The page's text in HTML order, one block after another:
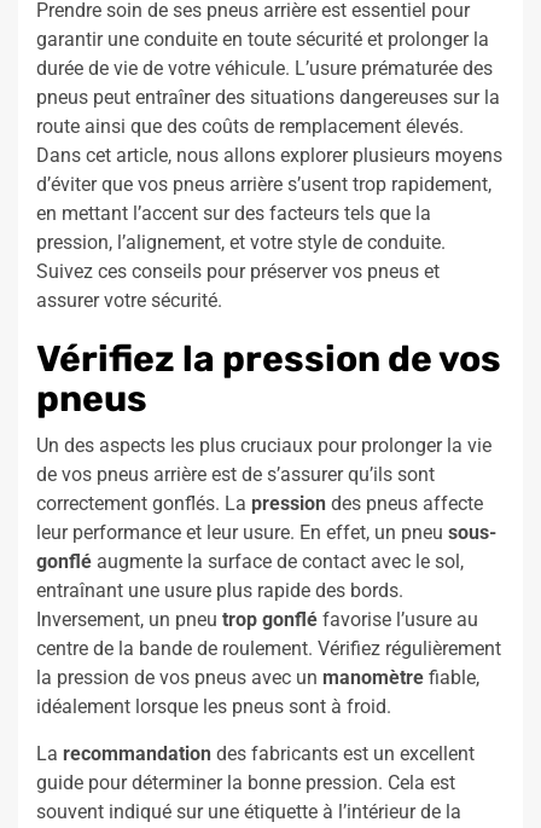
Prendre soin de ses pneus arrière est essentiel pour
garantir une conduite en toute sécurité et prolonger la
durée de vie de votre véhicule. L’usure prématurée des
pneus peut entraîner des situations dangereuses sur la
route ainsi que des coûts de remplacement élevés.
Dans cet article, nous allons explorer plusieurs moyens
d’éviter que vos pneus arrière s’usent trop rapidement,
en mettant l’accent sur des facteurs tels que la
pression, l’alignement, et votre style de conduite.
Suivez ces conseils pour préserver vos pneus et
assurer votre sécurité.
Vérifiez la pression de vos
pneus
Un des aspects les plus cruciaux pour prolonger la vie
de vos pneus arrière est de s’assurer qu’ils sont
correctement gonflés. La pression des pneus affecte
leur performance et leur usure. En effet, un pneu sous-
gonflé augmente la surface de contact avec le sol,
entraînant une usure plus rapide des bords.
Inversement, un pneu trop gonflé favorise l’usure au
centre de la bande de roulement. Vérifiez régulièrement
la pression de vos pneus avec un manomètre fiable,
idéalement lorsque les pneus sont à froid.
La recommandation des fabricants est un excellent
guide pour déterminer la bonne pression. Cela est
souvent indiqué sur une étiquette à l’intérieur de la